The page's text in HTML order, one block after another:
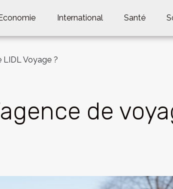
International Santé
LIDL Voyage ?
de